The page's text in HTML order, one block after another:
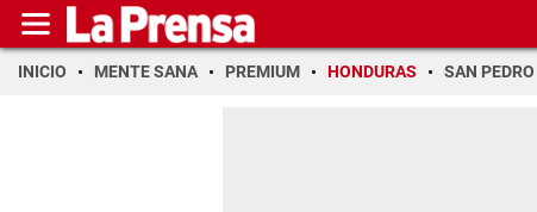
INICIO MENTE SANA PREMIUM HONDURAS SAN PEDRO